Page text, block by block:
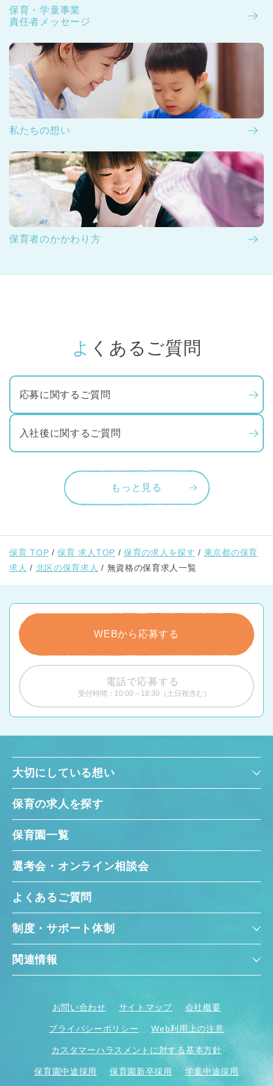
保育・学童事業
責任者メッセージ
私たちの想い
保育者のかかわり方
よくあるご質問
応募に関するご質問
入社後に関するご質問
もっと見る
保育 TOP 保育 求人TOP 保育の求人を探す
東京都の保育
求人
北区の保育求人 無資格の保育求人一覧
WEBから応募する
電話で応募する
受付時間：10:00～18:30（土日祝含む）
大切にしている想い
保育の求人を探す
保育園一覧
選考会・オンライン相談会
よくあるご質問
制度・サポート体制
関連情報
お問い合わせ サイトマップ 会社概要
プライバシーポリシー Web利用上の注意
カスタマーハラスメントに対する基本方針
保育園中途採用 保育園新卒採用 学童中途採用